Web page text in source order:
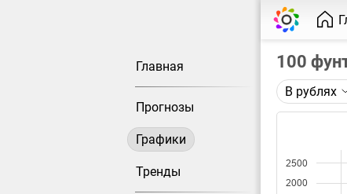
Главная
Прогнозы
Графики
Тренды
100
Цена
Каждая
при
В рублях
2000
2500